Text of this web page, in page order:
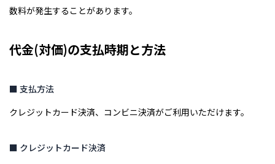
数料が発生することがあります。
代金(対価)の支払時期と方法
■ 支払方法
クレジットカード決済、コンビニ決済がご利用いただけます。
■ クレジットカード決済